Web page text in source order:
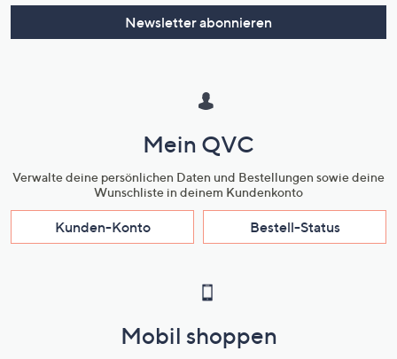
Newsletter abonnieren
Mein QVC
Verwalte deine persönlichen Daten und Bestellungen sowie deine
Wunschliste in deinem Kundenkonto
Kunden-Konto Bestell-Status
Mobil shoppen